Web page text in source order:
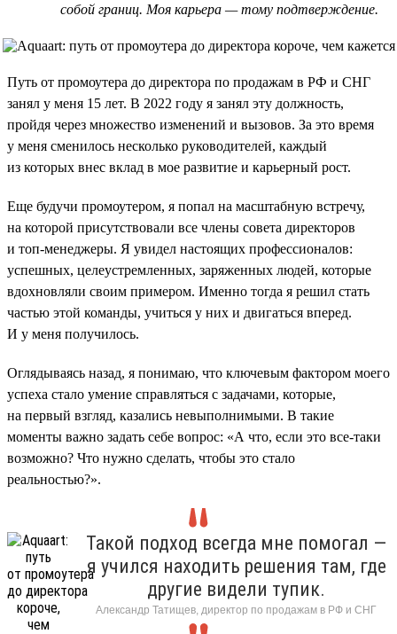
собой границ. Моя карьера — тому подтверждение.
Путь от промоутера до директора по продажам в РФ и СНГ
занял у меня 15 лет. В 2022 году я занял эту должность,
пройдя через множество изменений и вызовов. За это время
у меня сменилось несколько руководителей, каждый
из которых внес вклад в мое развитие и карьерный рост.
Еще будучи промоутером, я попал на масштабную встречу,
на которой присутствовали все члены совета директоров
и топ-менеджеры. Я увидел настоящих профессионалов:
успешных, целеустремленных, заряженных людей, которые
вдохновляли своим примером. Именно тогда я решил стать
частью этой команды, учиться у них и двигаться вперед.
И у меня получилось.
Оглядываясь назад, я понимаю, что ключевым фактором моего
успеха стало умение справляться с задачами, которые,
на первый взгляд, казались невыполнимыми. В такие
моменты важно задать себе вопрос: «А что, если это все-таки
возможно? Что нужно сделать, чтобы это стало
реальностью?».
Такой подход всегда мне помогал —
я учился находить решения там, где
другие видели тупик.
Александр Татищев, директор по продажам в РФ и СНГ